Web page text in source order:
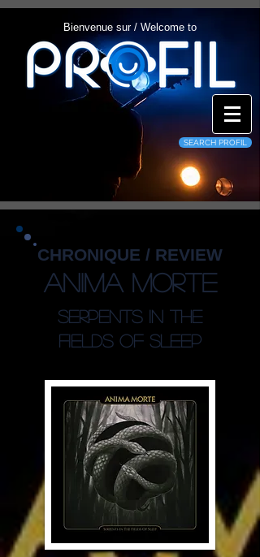
Bienvenue sur / Welcome to
SEARCH PROFIL
CHRONIQUE / REVIEW
Anima Morte
Serpents In The
Fields of Sleep